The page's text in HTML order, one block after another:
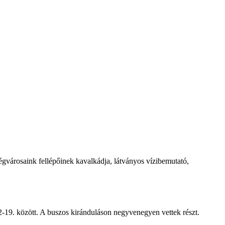
fellépőinek kavalkádja, látványos vízibemutató,
között. A buszos kiránduláson negyvenegyen vettek részt.